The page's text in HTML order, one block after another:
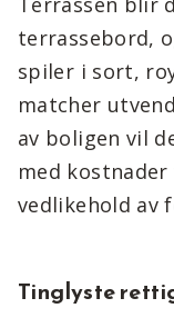
terrassebord,
spiler i sort,
matcher
av boligen vil
med
vedlikehold av
Tinglyste